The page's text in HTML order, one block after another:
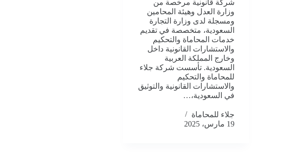
شركة قانونية مرخصة من
وزارة العدل وهيئة المحامين
ومسجلة لدى وزارة التجارة
السعودية، متخصصة في تقديم
خدمات المحاماة والتحكيم
والاستشارات القانونية داخل
وخارج المملكة العربية
السعودية. تأسست شركة جلاء
للمحاماة والتحكيم
والاستشارات القانونية والتوثيق
في السعودية،…
جلاء للمحاماة
19 مارس، 2025